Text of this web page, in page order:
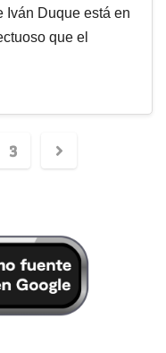
Iván Duque está en
que el
3